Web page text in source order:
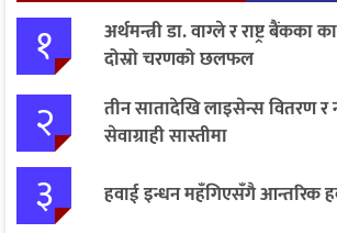
१
अर्थमन्त्री डा. वाग्ले र राष्ट्र बैंकका
दोस्रो चरणको छलफल
२
तीन सातादेखि लाइसेन्स वितरण
सेवाग्राही सास्तीमा
३ हवाई इन्धन महँगिएसँगै आन्तरिक